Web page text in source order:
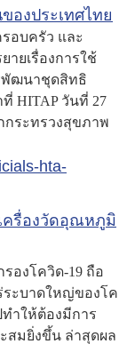
องประเทศไทย
อบครัว และ
ายเรื่องการใช้
พัฒนาชุดสิทธิ
HITAP วันที่ 27
กระทรวงสุขภาพ
hta-
ครื่องวัดอุณหภูมิ
รองโควิด-19 ถือ
ระบาดใหญ่ของโค
ำให้ต้องมีการ
สมยิ่งขึ้น ล่าสุดผล